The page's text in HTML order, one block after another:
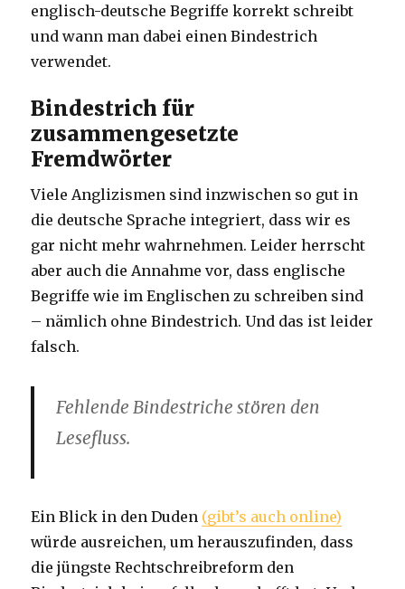
englisch-deutsche Begriffe korrekt schreibt
und wann man dabei einen Bindestrich
verwendet.
Bindestrich für
zusammengesetzte
Fremdwörter
Viele Anglizismen sind inzwischen so gut in
die deutsche Sprache integriert, dass wir es
gar nicht mehr wahrnehmen. Leider herrscht
aber auch die Annahme vor, dass englische
Begriffe wie im Englischen zu schreiben sind
– nämlich ohne Bindestrich. Und das ist leider
falsch.
Fehlende Bindestriche stören den
Lesefluss.
Ein Blick in den Duden (gibt’s auch online)
würde ausreichen, um herauszufinden, dass
die jüngste Rechtschreibreform den